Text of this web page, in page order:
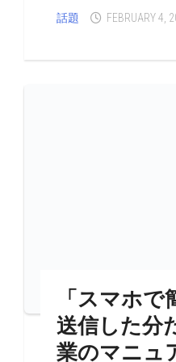
話題 FEBRUARY 4,
「スマホ
送信した分
業のマニュ